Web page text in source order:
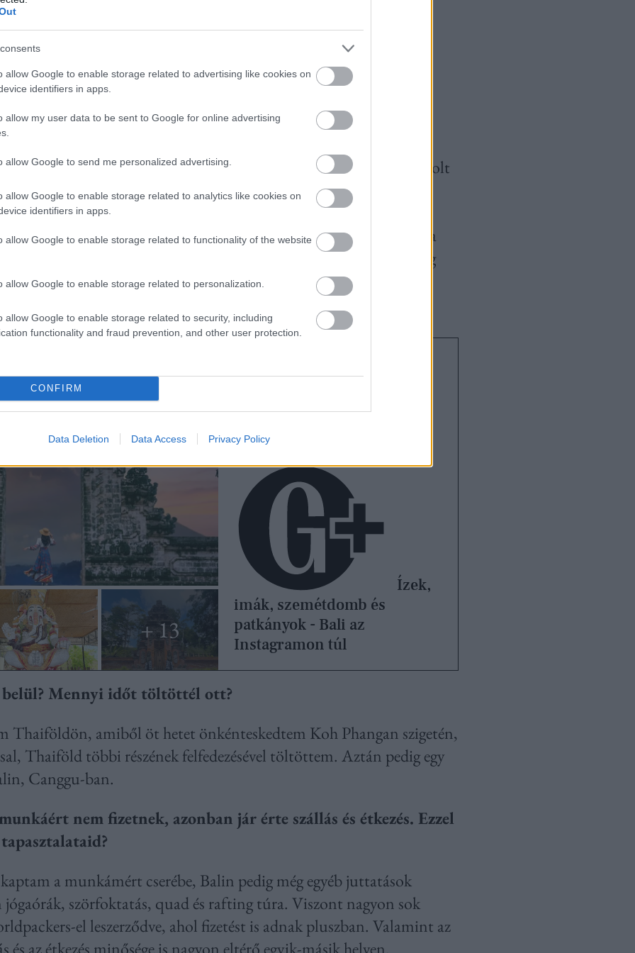
allow Google to enable storage related to advertising like cookies on
identifiers in apps.
allow my user data to be sent to Google for online advertising
allow Google to send me personalized advertising.
allow Google to enable storage related to analytics like cookies on
identifiers in apps.
allow Google to enable storage related to functionality of the website
allow Google to enable storage related to personalization.
allow Google to enable storage related to security, including
functionality and fraud prevention, and other user protection.
CONFIRM
Data Deletion Data Access Privacy Policy
szinten szükséges, hiszen a legtöbb helyen a munkáltatókkal,
így lehet csak kommunikálni viszont nyelvvizsga nem
félelmek és kétségek, amikor útnak indultál.
tudtam megbízható-e, valóban úgy lesznek-e a dolgok, ahogy le volt
Aztán ez is adta végül a motivációmat, hogy erről készítsek
amikor elindultam úgy terveztem, hogy már csak rövid
a családomhoz/barátaimhoz, szóval a szeretteim hátrahagyása
illetve ez volt az első alkalom, hogy teljesen egyedül oldjak meg
imák, szemétdomb és
patkányok - Bali az
Instagramon túl
+ 13
Mennyi időt töltöttél ott?
amiből öt hetet önkénteskedtem Koh Phangan szigetén,
Thaiföld többi részének felfedezésével töltöttem. Aztán pedig egy
Canggu-ban.
nem fizetnek, azonban jár érte szállás és étkezés. Ezzel
a munkámért cserébe, Balin pedig még egyéb juttatások
szörfoktatás, quad és rafting túra. Viszont nagyon sok
el leszerződve, ahol fizetést is adnak pluszban. Valamint az
és az étkezés minősége is nagyon eltérő egyik-másik helyen.